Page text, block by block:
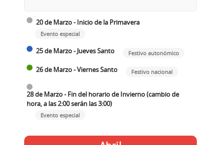
20 de Marzo - Inicio de la Primavera
Evento especial
25 de Marzo - Jueves Santo Festivo autonómico
26 de Marzo - Viernes Santo Festivo nacional
28 de Marzo - Fin del horario de Invierno (cambio de
hora, a las 2:00 serán las 3:00)
Evento especial